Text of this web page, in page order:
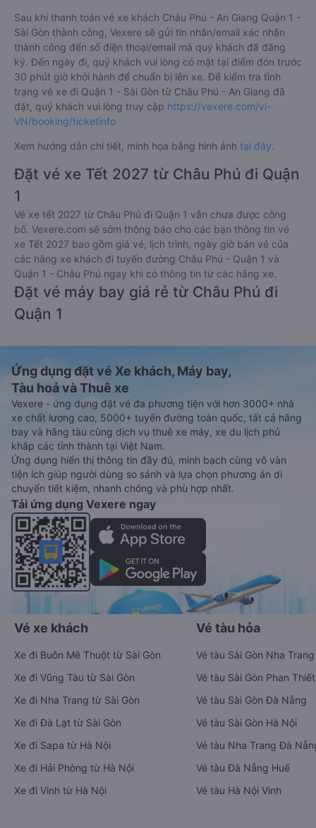
Sau khi thanh toán vé xe khách Châu Phú - An Giang Quận 1 -
Sài Gòn thành công, Vexere sẽ gửi tin nhắn/email xác nhận
thành công đến số điện thoại/email mà quý khách đã đăng
ký. Đến ngày đi, quý khách vui lòng có mặt tại điểm đón trước
30 phút giờ khởi hành để chuẩn bị lên xe. Để kiểm tra tình
trạng vé xe đi Quận 1 - Sài Gòn từ Châu Phú - An Giang đã
đặt, quý khách vui lòng truy cập https://vexere.com/vi-
VN/booking/ticketinfo
Xem hướng dẫn chi tiết, minh họa bằng hình ảnh tại đây.
Đặt vé xe Tết 2027 từ Châu Phú đi Quận
1
Vé xe tết 2027 từ Châu Phú đi Quận 1 vẫn chưa được công
bố. Vexere.com sẽ sớm thông báo cho các bạn thông tin vé
xe Tết 2027 bao gồm giá vé, lịch trình, ngày giờ bán vé của
các hãng xe khách đi tuyến đường Châu Phú - Quận 1 và
Quận 1 - Châu Phú ngay khi có thông tin từ các hãng xe.
Đặt vé máy bay giá rẻ từ Châu Phú đi
Quận 1
Ứng dụng đặt vé Xe khách, Máy bay,
Tàu hoả và Thuê xe
Vexere - ứng dụng đặt vé đa phương tiện với hơn 3000+ nhà
xe chất lượng cao, 5000+ tuyến đường toàn quốc, tất cả hãng
bay và hãng tàu cùng dịch vụ thuê xe máy, xe du lịch phủ
khắp các tỉnh thành tại Việt Nam.
Ứng dụng hiển thị thông tin đầy đủ, minh bạch cùng vô vàn
tiện ích giúp người dùng so sánh và lựa chọn phương án di
chuyển tiết kiệm, nhanh chóng và phù hợp nhất.
Tải ứng dụng Vexere ngay
Vé xe khách
Xe đi Buôn Mê Thuột từ Sài Gòn
Xe đi Vũng Tàu từ Sài Gòn
Xe đi Nha Trang từ Sài Gòn
Xe đi Đà Lạt từ Sài Gòn
Xe đi Sapa từ Hà Nội
Xe đi Hải Phòng từ Hà Nội
Xe đi Vinh từ Hà Nội
Vé tàu hỏa
Vé tàu Sài Gòn Nha Trang
Vé tàu Sài Gòn Phan Thiết
Vé tàu Sài Gòn Đà Nẵng
Vé tàu Sài Gòn Hà Nội
Vé tàu Nha Trang Đà
Vé tàu Đà Nẵng Huế
Vé tàu Hà Nội Vinh